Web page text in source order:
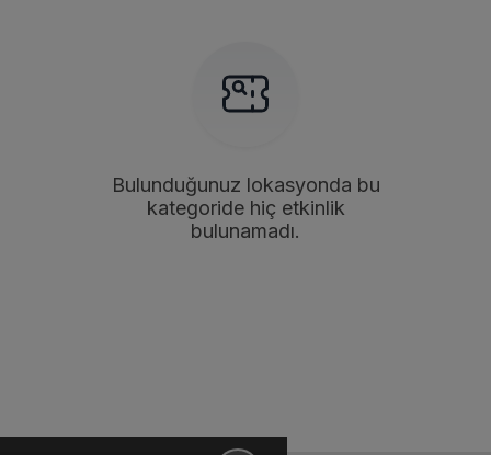
Bulunduğunuz lokasyonda bu
kategoride hiç etkinlik
bulunamadı.